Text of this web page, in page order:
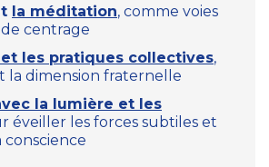
la méditation, comme voies
centrage
les pratiques collectives,
la dimension fraternelle
la lumière et les
éveiller les forces subtiles et